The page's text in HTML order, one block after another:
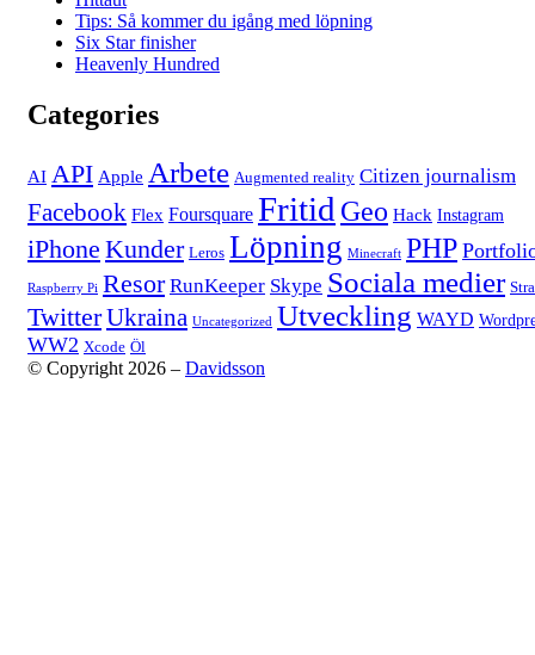
Tips: Så kommer du igång med löpning
Six Star finisher
Heavenly Hundred
Categories
AI API Apple Arbete Augmented reality Citizen journalism
Facebook Flex Foursquare Fritid Geo Hack Instagram
iPhone Kunder Leros Löpning Minecraft PHP
Raspberry Pi Resor RunKeeper Skype Sociala medier
TwitterUkraina Uncategorized Utveckling WAYD
WW2 Xcode Öl
© Copyright 2026 – Davidsson